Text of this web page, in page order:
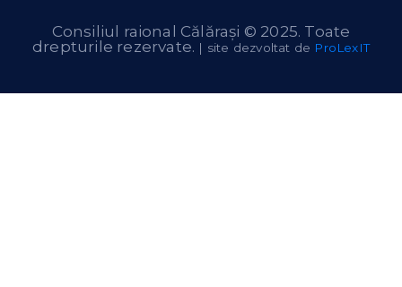
Consiliul raional Călărași © 2025. Toate
drepturile rezervate. | site dezvoltat de ProLexIT